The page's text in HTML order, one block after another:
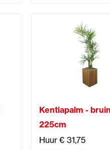
Kentiapalm -
225cm
Huur € 31,75